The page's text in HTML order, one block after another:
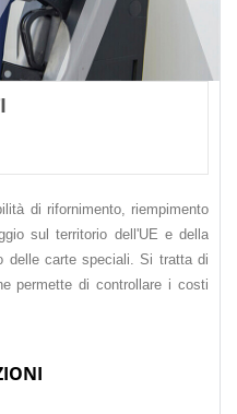
di rifornimento, riempimento
sul territorio dell'UE e della
delle carte speciali. Si tratta di
permette di controllare i costi